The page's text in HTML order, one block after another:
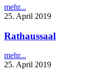
mehr...
25. April 2019
Rathaussaal
mehr...
25. April 2019